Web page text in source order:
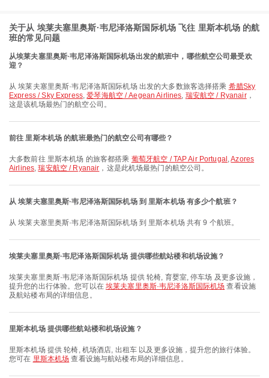
关于从 埃莱夫塞里奥斯·韦尼泽洛斯国际机场 飞往 里斯本机场 的航
班的常见问题
从埃莱夫塞里奥斯·韦尼泽洛斯国际机场出发的航班中，哪些航空公司最受欢
迎？
从 埃莱夫塞里奥斯·韦尼泽洛斯国际机场 出发的大多数旅客选择搭乘 希腊Sky
Express / Sky Express,爱琴海航空 / Aegean Airlines, 瑞安航空 / Ryanair，
这是该机场最热门的航空公司。
前往 里斯本机场 的航班最热门的航空公司有哪些？
大多数前往 里斯本机场 的旅客都搭乘 葡萄牙航空 / TAP Air Portugal ,Azores
Airlines,瑞安航空 / Ryanair ，这是此机场最热门的航空公司。
从 埃莱夫塞里奥斯·韦尼泽洛斯国际机场 到 里斯本机场 有多少个航班？
从 埃莱夫塞里奥斯·韦尼泽洛斯国际机场 到 里斯本机场 共有 9 个航班。
埃莱夫塞里奥斯·韦尼泽洛斯国际机场 提供哪些航站楼和机场设施？
埃莱夫塞里奥斯·韦尼泽洛斯国际机场 提供 轮椅, 育婴室, 停车场 及更多设施，
提升您的出行体验。您可以在 埃莱夫塞里奥斯·韦尼泽洛斯国际机场 查看设施
及航站楼布局的详细信息。
里斯本机场 提供哪些航站楼和机场设施？
里斯本机场 提供 轮椅, 机场酒店, 出租车 以及更多设施，提升您的旅行体验。
您可在 里斯本机场 查看设施与航站楼布局的详细信息。